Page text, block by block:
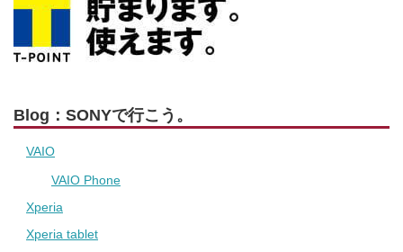
Blog：SONYで行こう。
VAIO
VAIO Phone
Xperia
Xperia tablet